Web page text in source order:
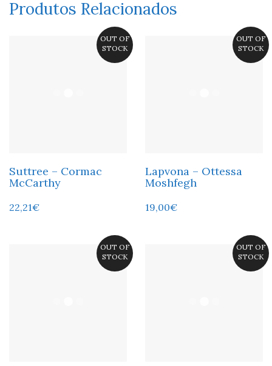
Produtos Relacionados
OUT OF
STOCK
Suttree – Cormac
McCarthy
22,21€
OUT OF
STOCK
Lapvona – Ottessa
Moshfegh
19,00€
OUT OF
STOCK
OUT OF
STOCK